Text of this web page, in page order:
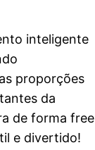
inteligente
proporções
da
de forma free
e divertido!